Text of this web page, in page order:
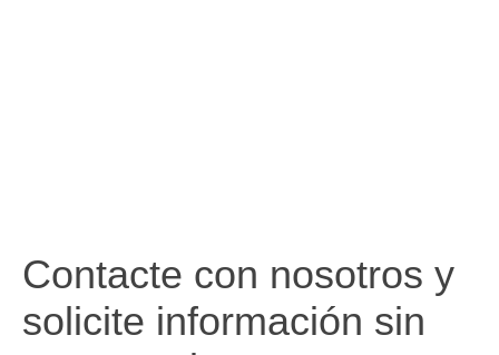
Contacte con nosotros y
solicite información sin